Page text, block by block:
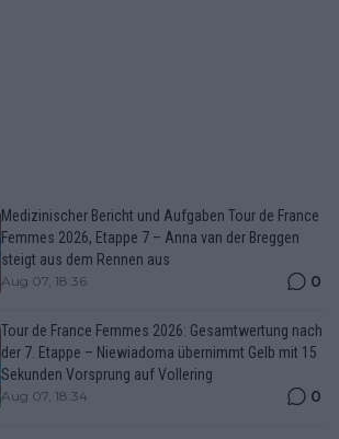
Medizinischer Bericht und Aufgaben Tour de France
Femmes 2026, Etappe 7 – Anna van der Breggen
steigt aus dem Rennen aus
Aug 07, 18:36 0
Tour de France Femmes 2026: Gesamtwertung nach
der 7. Etappe – Niewiadoma übernimmt Gelb mit 15
Sekunden Vorsprung auf Vollering
Aug 07, 18:34 0